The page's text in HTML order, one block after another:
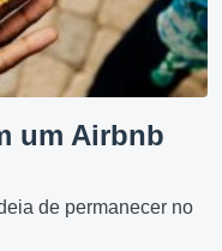
um Airbnb
de permanecer no